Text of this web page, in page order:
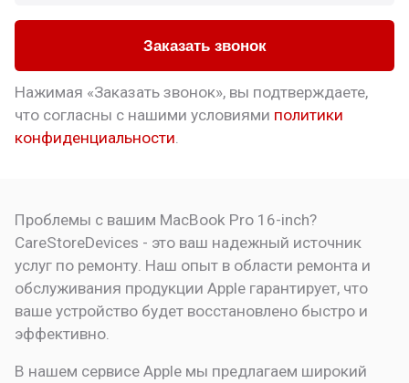
Заказать звонок
Нажимая «Заказать звонок», вы подтверждаете,
что согласны с нашими условиями политики
конфиденциальности
Проблемы с вашим MacBook Pro 16-inch?
CareStoreDevices - это ваш надежный источник
услуг по ремонту. Наш опыт в области ремонта и
обслуживания продукции Apple гарантирует, что
ваше устройство будет восстановлено быстро и
эффективно.
В нашем сервисе Apple мы предлагаем широкий